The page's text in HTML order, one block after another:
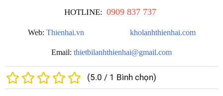
HOTLINE: 0909 837 737
Web: Thienhai.vn kholanhthienhai.com
Email: thietbilanhthienhai@gmail.com
(5.0 / 1 Bình chọn)